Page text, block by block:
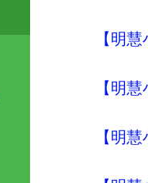
【明
【明
【明